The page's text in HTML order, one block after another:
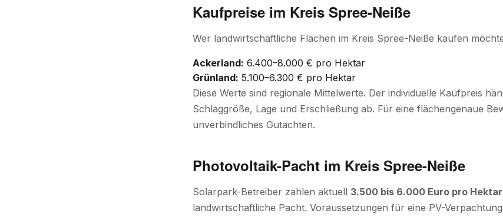
Kaufpreise im Kreis Spree-Neiße
Wer landwirtschaftliche Flächen im Kreis Spree-Neiße kaufen
Ackerland: 6.400–8.000 € pro Hektar
Grünland: 5.100–6.300 € pro Hektar
Diese Werte sind regionale Mittelwerte. Der individuelle Kaufpreis
Schlaggröße, Lage und Erschließung ab. Für eine flächengenaue
unverbindliches Gutachten.
Photovoltaik-Pacht im Kreis Spree-Neiße
Solarpark-Betreiber zahlen aktuell 3.500 bis 6.000 Euro pro Hektar
landwirtschaftliche Pacht. Voraussetzungen für eine PV-